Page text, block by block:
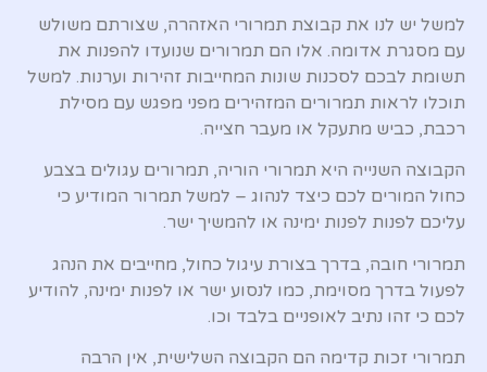
למשל יש לנו את קבוצת תמרורי האזהרה, שצורתם משולש
עם מסגרת אדומה. אלו הם תמרורים שנועדו להפנות את
תשומת לבכם לסכנות שונות המחייבות זהירות וערנות. למשל
תוכלו לראות תמרורים המזהירים מפני מפגש עם מסילת
רכבת, כביש מתעקל או מעבר חצייה.
הקבוצה השנייה היא תמרורי הוריה, תמרורים עגולים בצבע
כחול המורים לכם כיצד לנהוג – למשל תמרור המודיע כי
עליכם לפנות לפנות ימינה או להמשיך ישר.
תמרורי חובה, בדרך בצורת עיגול כחול, מחייבים את הנהג
לפעול בדרך מסוימת, כמו לנסוע ישר או לפנות ימינה, להודיע
לכם כי זהו נתיב לאופניים בלבד וכו.
תמרורי זכות קדימה הם הקבוצה השלישית, אין הרבה